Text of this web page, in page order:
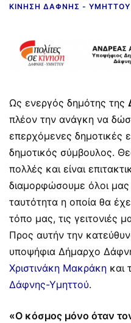
ΚΊΝΗΣΗ ΔΆΦΝΗΣ - ΥΜΗΤΤΟΎ
Ως ενεργός δημότης της
πλέον την ανάγκη να
επερχόμενες δημοτικές
δημοτικός σύμβουλος.
πολλές και είναι
διαμορφώσουμε όλοι μας
ταυτότητα η οποία θα
τόπο μας, τις γειτονιές
Προς αυτήν την
υποψήφια Δήμαρχο
Χριστινάκη Μακράκη και
Δάφνης-Υμηττού.
«Ο κόσμος μόνο όταν